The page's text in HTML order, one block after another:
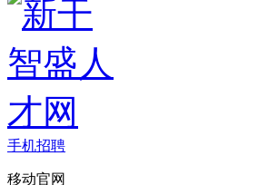
手机招聘
移动官网